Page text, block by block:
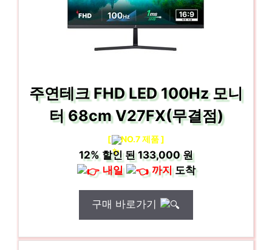
주연테크 FHD LED 100Hz 모니
터 68cm V27FX(무결점)
[ NO.7 제품 ]
12%할인 된133,000 원
내일
까지도착
구매 바로가기